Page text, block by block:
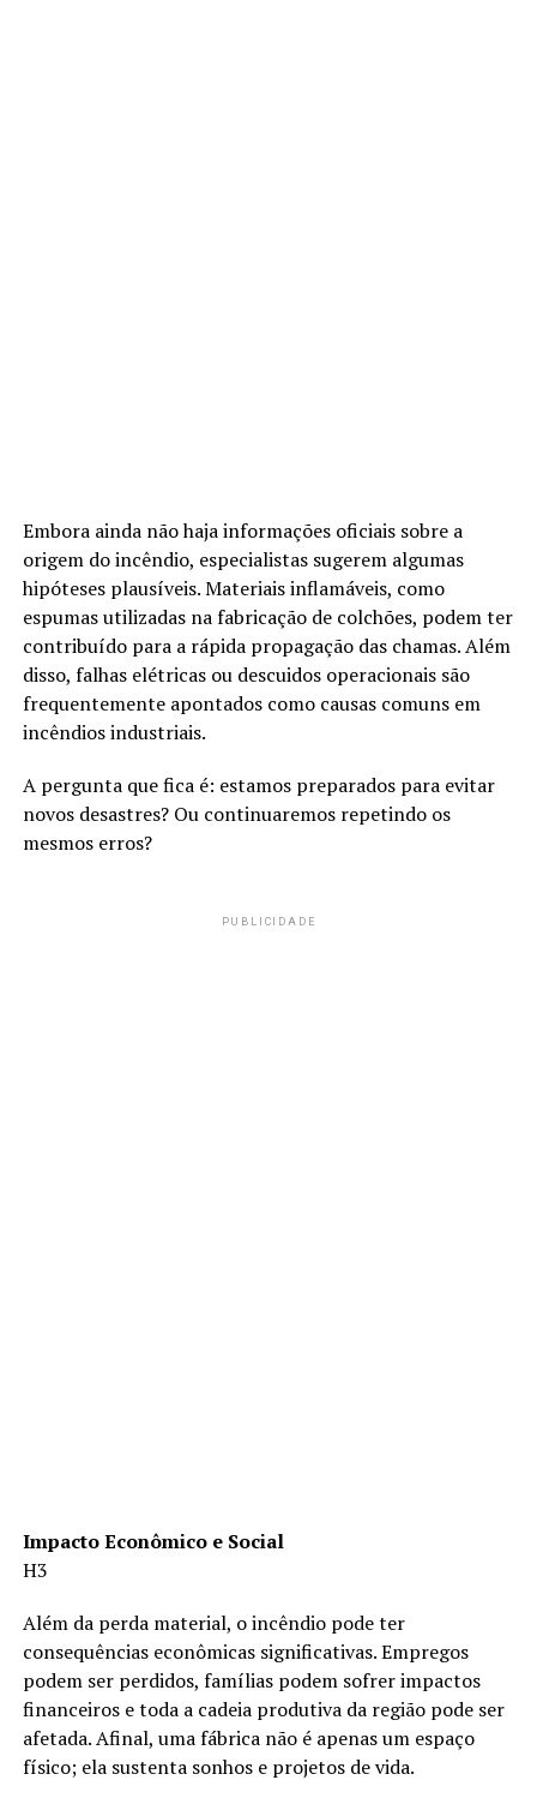
Embora ainda não haja informações oficiais sobre a
origem do incêndio, especialistas sugerem algumas
hipóteses plausíveis. Materiais inflamáveis, como
espumas utilizadas na fabricação de colchões, podem ter
contribuído para a rápida propagação das chamas. Além
disso, falhas elétricas ou descuidos operacionais são
frequentemente apontados como causas comuns em
incêndios industriais.
A pergunta que fica é: estamos preparados para evitar
novos desastres? Ou continuaremos repetindo os
mesmos erros?
PUBLICIDADE
Impacto Econômico e Social
H3
Além da perda material, o incêndio pode ter
consequências econômicas significativas. Empregos
podem ser perdidos, famílias podem sofrer impactos
financeiros e toda a cadeia produtiva da região pode ser
afetada. Afinal, uma fábrica não é apenas um espaço
físico; ela sustenta sonhos e projetos de vida.